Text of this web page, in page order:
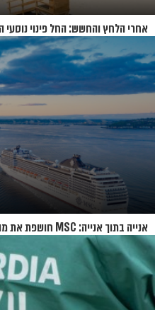
אחרי הלחץ והחשש: החל פינוי נוסעי
אנייה בתוך אנייה: MSC חושפת את מהפכת הפאר החדשה בדרך לאלסקה